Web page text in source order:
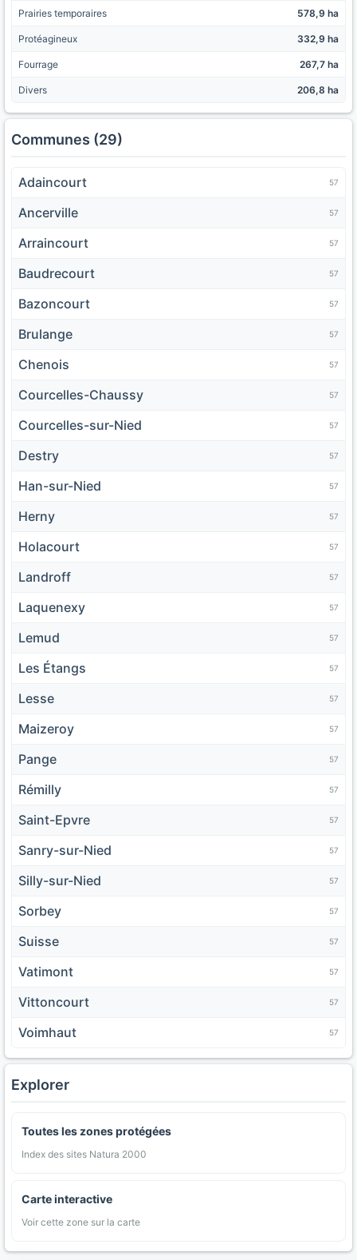
Prairies temporaires 578,9 ha
Protéagineux 332,9 ha
Fourrage 267,7 ha
Divers 206,8 ha
Communes (29)
Adaincourt 57
Ancerville 57
Arraincourt 57
Baudrecourt 57
Bazoncourt 57
Brulange 57
Chenois 57
Courcelles-Chaussy 57
Courcelles-sur-Nied 57
Destry 57
Han-sur-Nied 57
Herny 57
Holacourt 57
Landroff 57
Laquenexy 57
Lemud 57
Les Étangs 57
Lesse 57
Maizeroy 57
Pange 57
Rémilly 57
Saint-Epvre 57
Sanry-sur-Nied 57
Silly-sur-Nied 57
Sorbey 57
Suisse 57
Vatimont 57
Vittoncourt 57
Voimhaut 57
Explorer
Toutes les zones protégées
Index des sites Natura 2000
Carte interactive
Voir cette zone sur la carte